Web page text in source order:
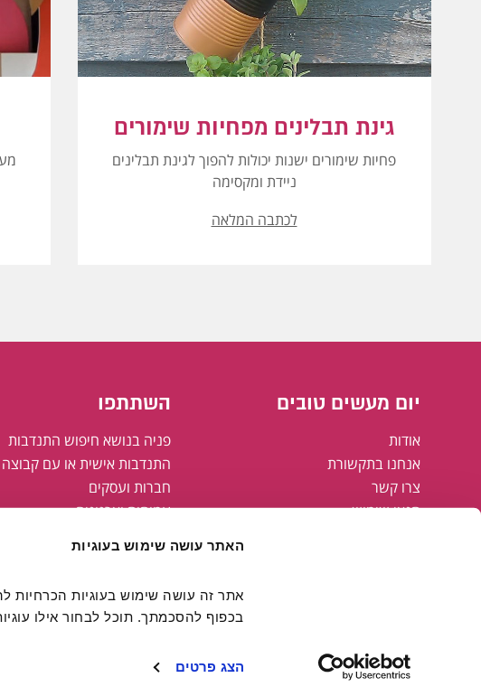
האתר עושה שימוש בעוגיות
בכפוף להסכמתך. תוכל לבחור אילו
הצג פרטים
גינת תבלינים מפחיות שימורים
פחיות שימורים ישנות יכולות להפוך לגינת תבלינים
ניידת ומקסימה
לכתבה המלאה
יום מעשים טובים
אודות
אנחנו בתקשורת
צרו קשר
תנאי שימוש
FAMING#
השתתפו
פניה בנושא חיפוש התנדבות
התנדבות אישית או עם קבוצה
חברות ועסקים
עמותות וארגונים